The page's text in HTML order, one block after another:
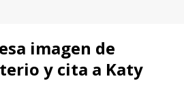
imagen de
y cita a Katy